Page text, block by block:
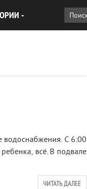
водоснабжения. С 6:00
всё. В подвале
ЧИТАТЬ ДАЛЕЕ